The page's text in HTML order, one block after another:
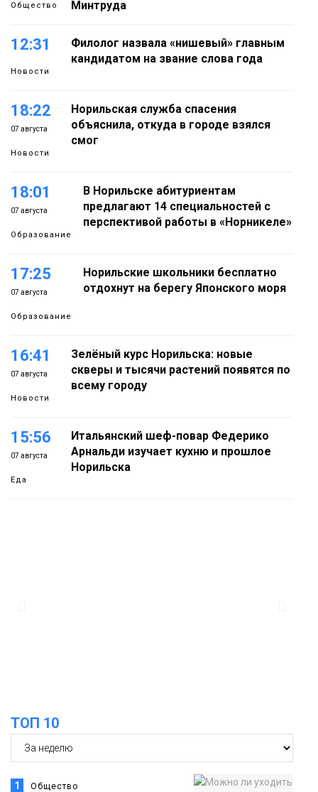
Общество Минтруда
12:31
Новости
Филолог назвала «нишевый» главным
кандидатом на звание слова года
18:22
07 августа
Новости
Норильская служба спасения
объяснила, откуда в городе взялся
смог
18:01
07 августа
Образование
В Норильске абитуриентам
предлагают 14 специальностей с
перспективой работы в «Норникеле»
17:25
07 августа
Образование
Норильские школьники бесплатно
отдохнут на берегу Японского моря
16:41
07 августа
Новости
Зелёный курс Норильска: новые
скверы и тысячи растений появятся по
всему городу
15:56
07 августа
Еда
Итальянский шеф-повар Федерико
Арнальди изучает кухню и прошлое
Норильска
Новости
ТОП 10
1 Общество